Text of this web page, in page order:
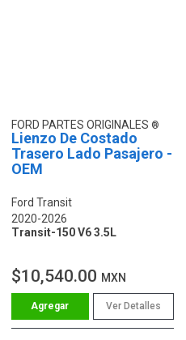
FORD PARTES ORIGINALES
Lienzo De Costado
Trasero Lado Pasajero -
OEM
Ford Transit
2020-2026
Transit-150 V6 3.5L
$10,540.00 MXN
Ver Detalles